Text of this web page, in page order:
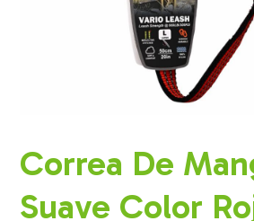
Correa De
Suave Color